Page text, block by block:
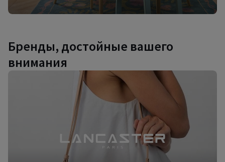
Бренды, достойные вашего
внимания